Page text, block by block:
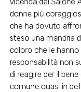
donne più
che ha dovuto
steso una mandria
coloro che le
responsabilità non
di reagire per il
comune quasi in